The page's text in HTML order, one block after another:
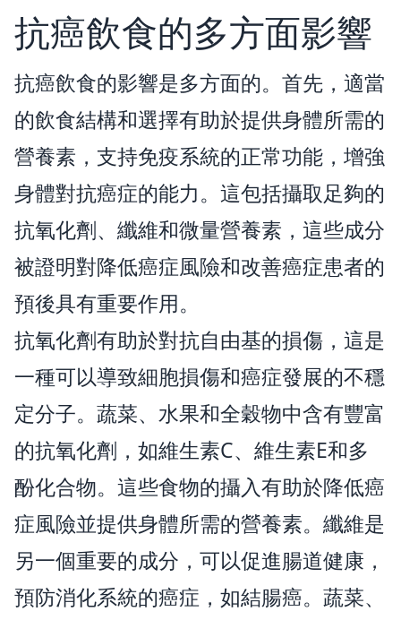
抗癌飲食的多方面影響
抗癌飲食的影響是多方面的。首先，適當
的飲食結構和選擇有助於提供身體所需的
營養素，支持免疫系統的正常功能，增強
身體對抗癌症的能力。這包括攝取足夠的
抗氧化劑、纖維和微量營養素，這些成分
被證明對降低癌症風險和改善癌症患者的
預後具有重要作用。
抗氧化劑有助於對抗自由基的損傷，這是
一種可以導致細胞損傷和癌症發展的不穩
定分子。蔬菜、水果和全穀物中含有豐富
的抗氧化劑，如維生素C、維生素E和多
酚化合物。這些食物的攝入有助於降低癌
症風險並提供身體所需的營養素。纖維是
另一個重要的成分，可以促進腸道健康，
預防消化系統的癌症，如結腸癌。蔬菜、